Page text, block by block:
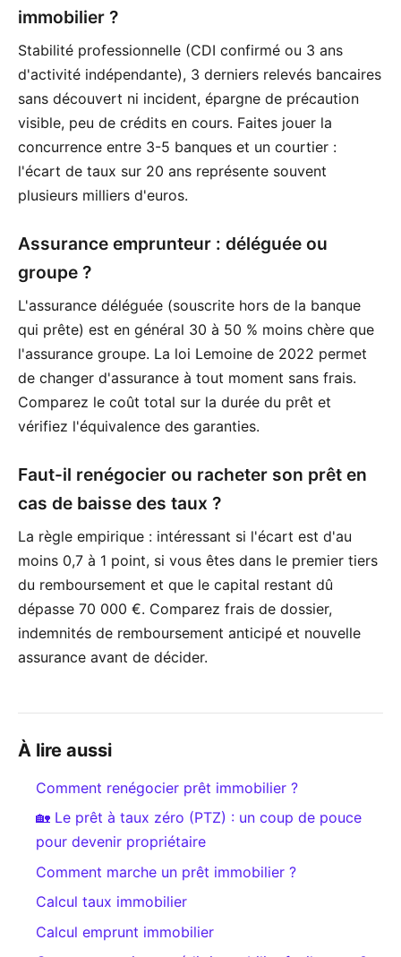
immobilier ?
Stabilité professionnelle (CDI confirmé ou 3 ans
d'activité indépendante), 3 derniers relevés bancaires
sans découvert ni incident, épargne de précaution
visible, peu de crédits en cours. Faites jouer la
concurrence entre 3-5 banques et un courtier :
l'écart de taux sur 20 ans représente souvent
plusieurs milliers d'euros.
Assurance emprunteur : déléguée ou
groupe ?
L'assurance déléguée (souscrite hors de la banque
qui prête) est en général 30 à 50 % moins chère que
l'assurance groupe. La loi Lemoine de 2022 permet
de changer d'assurance à tout moment sans frais.
Comparez le coût total sur la durée du prêt et
vérifiez l'équivalence des garanties.
Faut-il renégocier ou racheter son prêt en
cas de baisse des taux ?
La règle empirique : intéressant si l'écart est d'au
moins 0,7 à 1 point, si vous êtes dans le premier tiers
du remboursement et que le capital restant dû
dépasse 70 000 €. Comparez frais de dossier,
indemnités de remboursement anticipé et nouvelle
assurance avant de décider.
À lire aussi
Comment renégocier prêt immobilier ?
🏡 Le prêt à taux zéro (PTZ) : un coup de pouce
pour devenir propriétaire
Comment marche un prêt immobilier ?
Calcul taux immobilier
Calcul emprunt immobilier